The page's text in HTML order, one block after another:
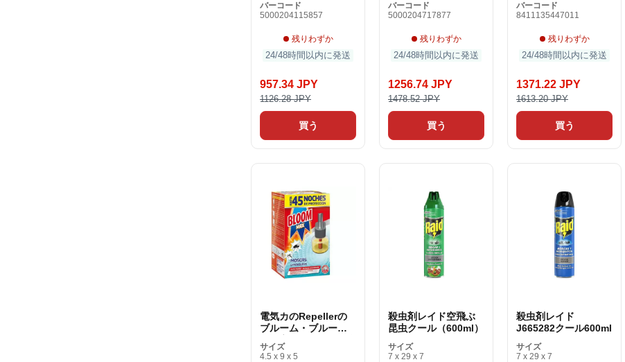
バーコード
5000204115857
残りわずか
24/48時間以内に発送
957.34 JPY
1126.28 JPY
買う
バーコード
5000204717877
残りわずか
24/48時間以内に発送
1256.74 JPY
1478.52 JPY
買う
バーコード
8411135447011
残りわずか
24/48時間以内に発送
1371.22 JPY
1613.20 JPY
買う
電気カのRepellerの
ブルーム・ブルーム
45夜1部分18のml
サイズ
4.5 x 9 x 5
殺虫剤レイド空飛ぶ
昆虫クール（600ml）
サイズ
7 x 29 x 7
殺虫剤レイド
J665282クール600ml
サイズ
7 x 29 x 7